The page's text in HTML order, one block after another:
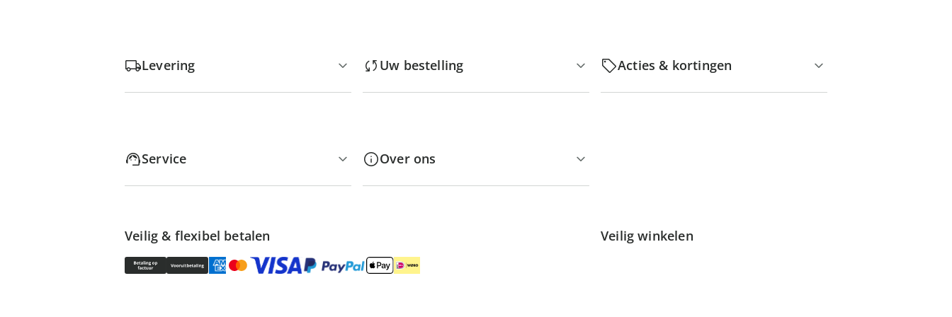
Levering Uw bestelling Acties & kortingen
Service Over ons
Veilig & flexibel betalen Veilig winkelen